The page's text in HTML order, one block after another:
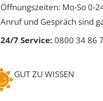
Öffnungszeiten: Mo-So 0-
Anruf und Gespräch sind
24/7 Service: 0800 34 86
GUT ZU WISSEN